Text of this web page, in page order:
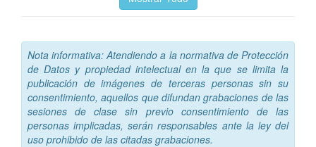
Nota informativa: Atendiendo a la normativa de Protección
de Datos y propiedad intelectual en la que se limita la
publicación de imágenes de terceras personas sin su
consentimiento, aquellos que difundan grabaciones de las
sesiones de clase sin previo consentimiento de las
personas implicadas, serán responsables ante la ley del
uso prohibido de las citadas grabaciones.